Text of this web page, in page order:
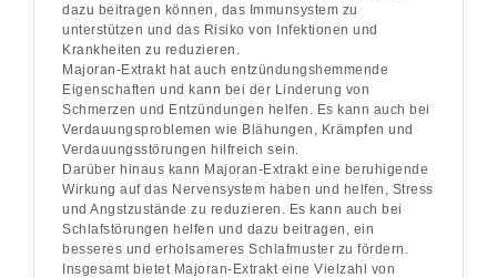
dazu beitragen können, das Immunsystem zu
unterstützen und das Risiko von Infektionen und
Krankheiten zu reduzieren.
Majoran-Extrakt hat auch entzündungshemmende
Eigenschaften und kann bei der Linderung von
Schmerzen und Entzündungen helfen. Es kann auch bei
Verdauungsproblemen wie Blähungen, Krämpfen und
Verdauungsstörungen hilfreich sein.
Darüber hinaus kann Majoran-Extrakt eine beruhigende
Wirkung auf das Nervensystem haben und helfen, Stress
und Angstzustände zu reduzieren. Es kann auch bei
Schlafstörungen helfen und dazu beitragen, ein
besseres und erholsameres Schlafmuster zu fördern.
Insgesamt bietet Majoran-Extrakt eine Vielzahl von